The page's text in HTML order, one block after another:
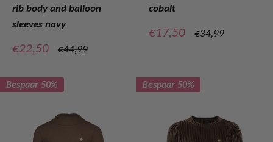
rib body and balloon
sleeves navy
Verkoopprijs
€22,50
Normale
€44,99
cobalt
Verkoopprijs
€17,50
Normale
€34,99
Bespaar 50% Bespaar 50%